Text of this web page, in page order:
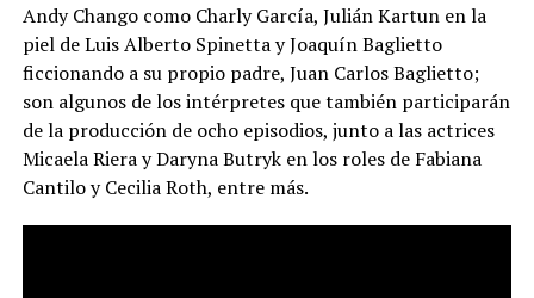
Andy Chango como Charly García, Julián Kartun en la
piel de Luis Alberto Spinetta y Joaquín Baglietto
ficcionando a su propio padre, Juan Carlos Baglietto;
son algunos de los intérpretes que también participarán
de la producción de ocho episodios, junto a las actrices
Micaela Riera y Daryna Butryk en los roles de Fabiana
Cantilo y Cecilia Roth, entre más.